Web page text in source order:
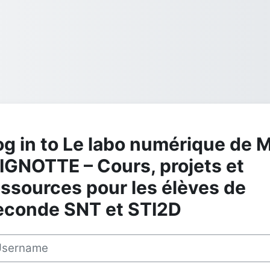
in to Le labo numérique de
– Cours, projets et
pour les élèves de
SNT et STI2D